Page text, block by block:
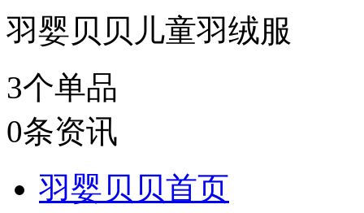
羽婴贝贝儿童羽绒服
3个单品
0条资讯
羽婴贝贝首页